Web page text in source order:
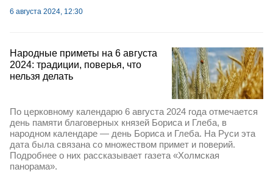
6 августа 2024, 12:30
Народные приметы на 6 августа
2024: традиции, поверья, что
нельзя делать
По церковному календарю 6 августа 2024 года отмечается
день памяти благоверных князей Бориса и Глеба, в
народном календаре — день Бориса и Глеба. На Руси эта
дата была связана со множеством примет и поверий.
Подробнее о них рассказывает газета «Холмская
панорама».